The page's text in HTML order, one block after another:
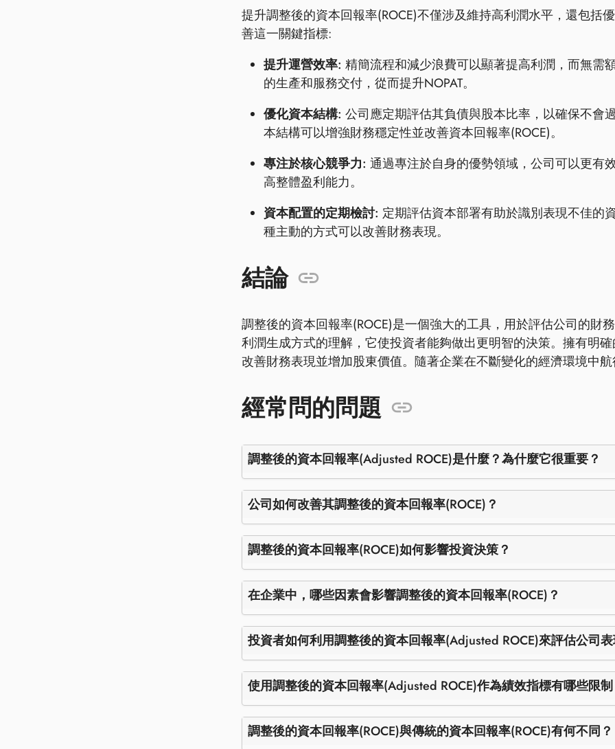
提升調整後的資本回報率(ROCE)不僅涉及維持高利潤水平，還包括
善這一關鍵指標:
提升運營效率: 精簡流程和減少浪費可以顯著提高利潤，而無需
的生產和服務交付，從而提升NOPAT。
優化資本結構: 公司應定期評估其負債與股本比率，以確保不會
本結構可以增強財務穩定性並改善資本回報率(ROCE)。
專注於核心競爭力: 通過專注於自身的優勢領域，公司可以更有
高整體盈利能力。
資本配置的定期檢討: 定期評估資本部署有助於識別表現不佳的
種主動的方式可以改善財務表現。
結論
調整後的資本回報率(ROCE)是一個強大的工具，用於評估公司的財
利潤生成方式的理解，它使投資者能夠做出更明智的決策。擁有明
改善財務表現並增加股東價值。隨著企業在不斷變化的經濟環境中
經常問的問題
調整後的資本回報率(Adjusted ROCE)是什麼？為什麼它很重要？
公司如何改善其調整後的資本回報率(ROCE)？
調整後的資本回報率(ROCE)如何影響投資決策？
在企業中，哪些因素會影響調整後的資本回報率(ROCE)？
投資者如何利用調整後的資本回報率(Adjusted ROCE)來評估公司表
使用調整後的資本回報率(Adjusted ROCE)作為績效指標有哪些限制
調整後的資本回報率(ROCE)與傳統的資本回報率(ROCE)有何不同？